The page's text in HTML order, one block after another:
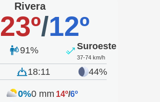
Rivera
23º/12º
91% Suroeste
37-74 km/h
18:11 44%
0%0 mm 14º/6º